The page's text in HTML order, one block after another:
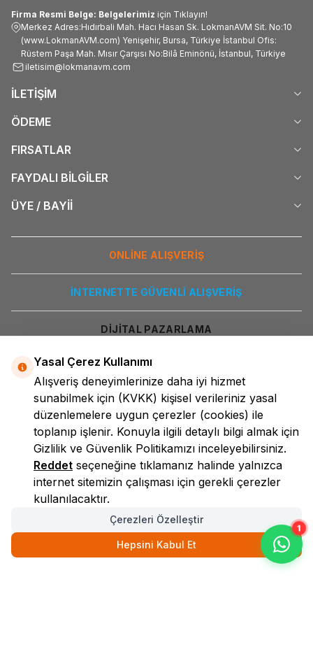
1
Firma Resmi Belge: Belgelerimiz için Tıklayın!
Merkez Adres:Hıdırbali Mah. Hacı Hasan Sk. LokmanAVM Sit. No:10
(www.LokmanAVM.com) Yenişehir, Bursa, Türkiye İstanbul Ofis:
Rüstem Paşa Mah. Mısır Çarşısı No:Bilâ Eminönü, İstanbul, Türkiye
iletisim@lokmanavm.com
İLETİŞİM
ÖDEME
FIRSATLAR
FAYDALI BİLGİLER
ÜYE / BAYİİ
ONLİNE ALIŞVERİŞ
İNTERNETTE GÜVENLİ ALIŞVERİŞ
DİJİTAL PAZARLAMA
LokmanAVM
Yasal Çerez Kullanımı
Alışveriş deneyimlerinize daha iyi hizmet
sunabilmek için (KVKK) kişisel verileriniz yasal
düzenlemelere uygun çerezler (cookies) ile
toplanıp işlenir. Konuyla ilgili detaylı bilgi almak için
Gizlilik ve Güvenlik Politikamızı inceleyebilirsiniz.
Reddet seçeneğine tıklamanız halinde yalnızca
internet sitemizin çalışması için gerekli çerezler
kullanılacaktır.
Çerezleri Özelleştir
Hepsini Kabul Et